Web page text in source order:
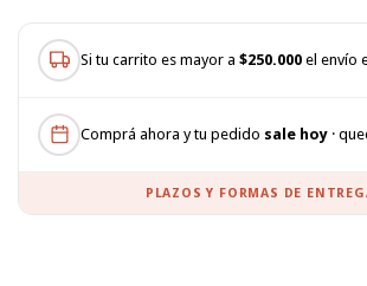
Si tu carrito es mayor a $250.000 el envío
Comprá ahora y tu pedido sale hoy ·
PLAZOS Y FORMAS DE